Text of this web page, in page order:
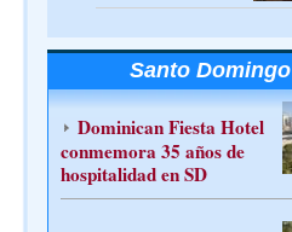
Santo Domingo
Dominican Fiesta Hotel
conmemora 35 años de
hospitalidad en SD